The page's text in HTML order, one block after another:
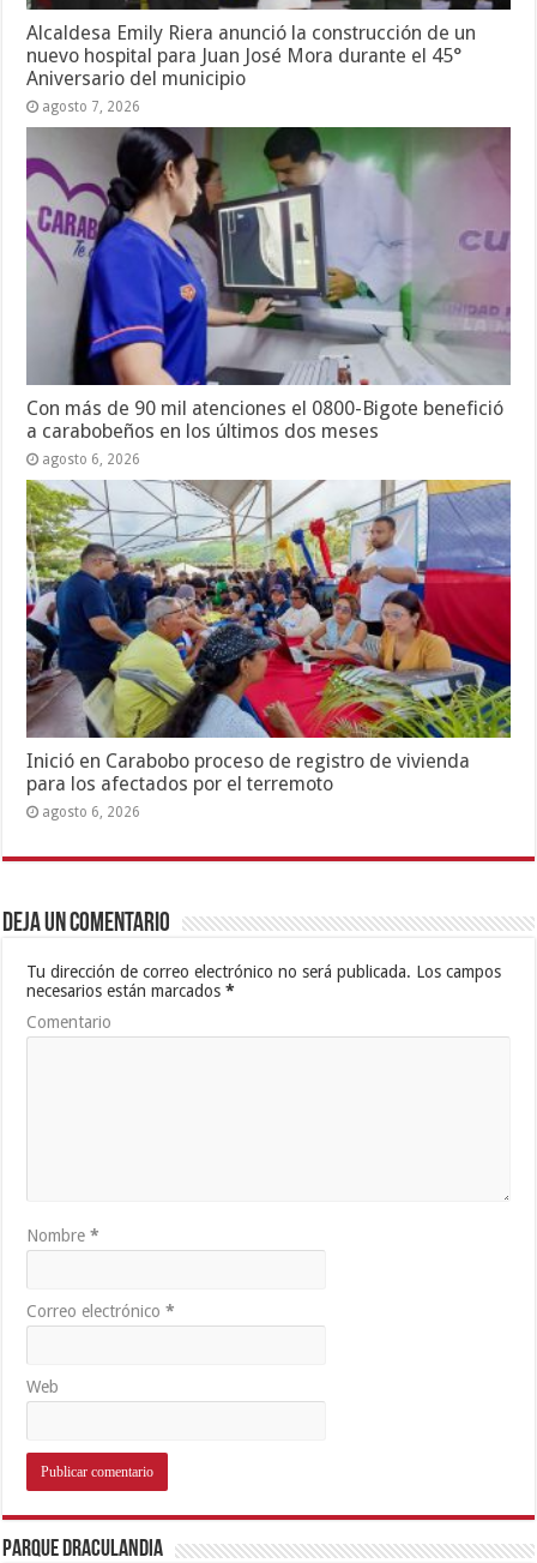
Alcaldesa Emily Riera anunció la construcción de un
nuevo hospital para Juan José Mora durante el 45°
Aniversario del municipio
agosto 7, 2026
Con más de 90 mil atenciones el 0800-Bigote benefició
a carabobeños en los últimos dos meses
agosto 6, 2026
Inició en Carabobo proceso de registro de vivienda
para los afectados por el terremoto
agosto 6, 2026
Deja un comentario
Tu dirección de correo electrónico no será publicada. Los campos
necesarios están marcados*
Comentario
Nombre*
Correo electrónico*
Web
Parque Draculandia